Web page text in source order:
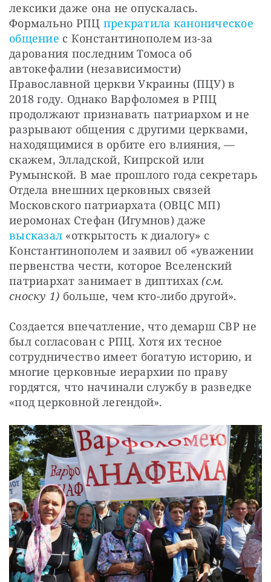
лексики даже она не опускалась.
Формально РПЦ прекратила каноническое
общение с Константинополем из-за
дарования последним Томоса об
автокефалии (независимости)
Православной церкви Украины (ПЦУ) в
2018 году. Однако Варфоломея в РПЦ
продолжают признавать патриархом и не
разрывают общения с другими церквами,
находящимися в орбите его влияния, —
скажем, Элладской, Кипрской или
Румынской. В мае прошлого года секретарь
Отдела внешних церковных связей
Московского патриархата (ОВЦС МП)
высказал «открытость к диалогу» с
Константинополем и заявил об «уважении
первенства чести, которое Вселенский
патриархат занимает в диптихах (см.
сноску 1) больше, чем кто-либо другой».
Создается впечатление, что демарш СВР не
был согласован с РПЦ. Хотя их тесное
сотрудничество имеет богатую историю, и
многие церковные иерархии по праву
гордятся, что начинали службу в разведке
«под церковной легендой».